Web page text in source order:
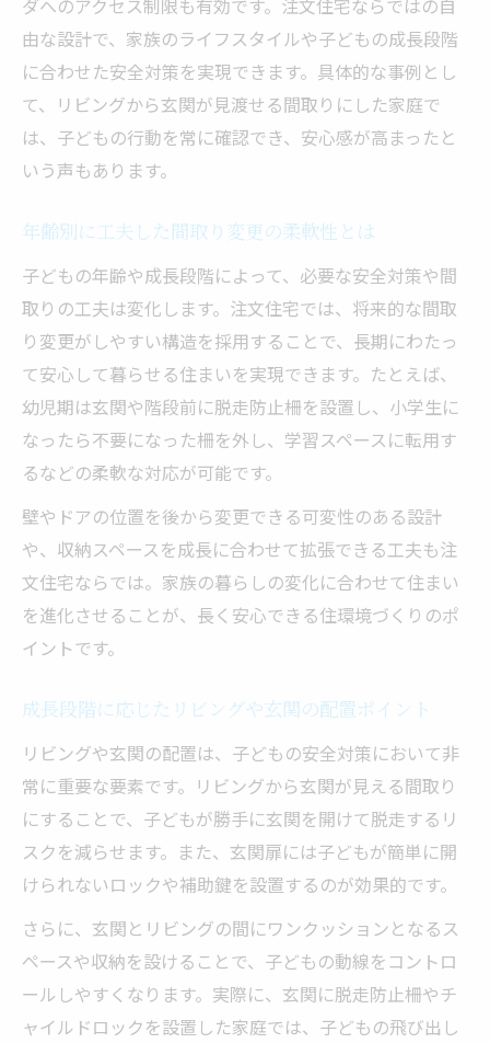
由な設計で、家族のライフスタイルや子どもの成長段階
に合わせた安全対策を実現できます。具体的な事例とし
て、リビングから玄関が見渡せる間取りにした家庭で
は、子どもの行動を常に確認でき、安心感が高まったと
いう声もあります。
年齢別に工夫した間取り変更の柔軟性とは
子どもの年齢や成長段階によって、必要な安全対策や間
取りの工夫は変化します。注文住宅では、将来的な間取
り変更がしやすい構造を採用することで、長期にわたっ
て安心して暮らせる住まいを実現できます。たとえば、
幼児期は玄関や階段前に脱走防止柵を設置し、小学生に
なったら不要になった柵を外し、学習スペースに転用す
るなどの柔軟な対応が可能です。
壁やドアの位置を後から変更できる可変性のある設計
や、収納スペースを成長に合わせて拡張できる工夫も注
文住宅ならでは。家族の暮らしの変化に合わせて住まい
を進化させることが、長く安心できる住環境づくりのポ
イントです。
成長段階に応じたリビングや玄関の配置ポイント
リビングや玄関の配置は、子どもの安全対策において非
常に重要な要素です。リビングから玄関が見える間取り
にすることで、子どもが勝手に玄関を開けて脱走するリ
スクを減らせます。また、玄関扉には子どもが簡単に開
けられないロックや補助鍵を設置するのが効果的です。
さらに、玄関とリビングの間にワンクッションとなるス
ペースや収納を設けることで、子どもの動線をコントロ
ールしやすくなります。実際に、玄関に脱走防止柵やチ
ャイルドロックを設置した家庭では、子どもの飛び出し